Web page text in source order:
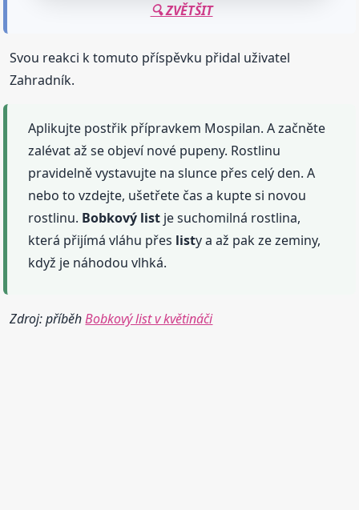
🔍 ZVĚTŠIT
Svou reakci k tomuto příspěvku přidal uživatel
Zahradník.
Aplikujte postřik přípravkem Mospilan. A začněte
zalévat až se objeví nové pupeny. Rostlinu
pravidelně vystavujte na slunce přes celý den. A
nebo to vzdejte, ušetřete čas a kupte si novou
rostlinu. Bobkový list je suchomilná rostlina,
která přijímá vláhu přes listy a až pak ze zeminy,
když je náhodou vlhká.
Zdroj: příběhBobkový list v květináči